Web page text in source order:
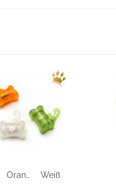
Orange Weiß